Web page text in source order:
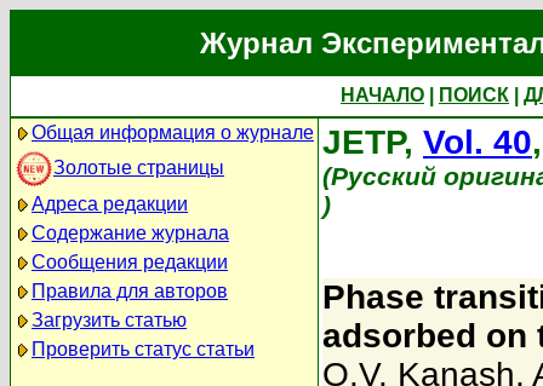
Журнал
НАЧАЛО ПОИСК
Общая информация о журнале
Золотые страницы
Адреса редакции
Содержание журнала
Сообщения редакции
Правила для авторов
Загрузить статью
Проверить статус статьи
JETP, Vol. 40
(Русский
)
Phase
adsorbed on
O.V. Kanash,